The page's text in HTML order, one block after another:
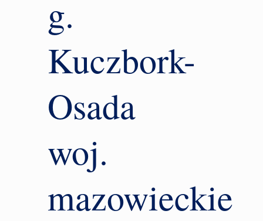
g.
Kuczbork-
Osada
woj.
mazowieckie